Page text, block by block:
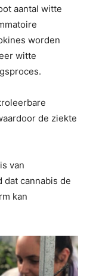
aantal witte
worden
witte
de ziekte
van
cannabis de
kan